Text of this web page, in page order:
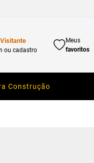
ou cadastro
Meus
favoritos
Construção